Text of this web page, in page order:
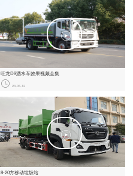
旺龙D9洒水车效果视频全集
23-05-12
8-20方移动垃圾站